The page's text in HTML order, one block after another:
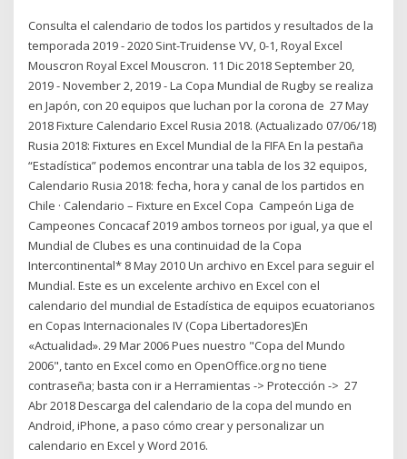
Consulta el calendario de todos los partidos y resultados de la
temporada 2019 - 2020 Sint-Truidense VV, 0-1, Royal Excel
Mouscron Royal Excel Mouscron. 11 Dic 2018 September 20,
2019 - November 2, 2019 - La Copa Mundial de Rugby se realiza
en Japón, con 20 equipos que luchan por la corona de 27 May
2018 Fixture Calendario Excel Rusia 2018. (Actualizado 07/06/18)
Rusia 2018: Fixtures en Excel Mundial de la FIFA En la pestaña
“Estadística” podemos encontrar una tabla de los 32 equipos,
Calendario Rusia 2018: fecha, hora y canal de los partidos en
Chile · Calendario – Fixture en Excel Copa Campeón Liga de
Campeones Concacaf 2019 ambos torneos por igual, ya que el
Mundial de Clubes es una continuidad de la Copa
Intercontinental* 8 May 2010 Un archivo en Excel para seguir el
Mundial. Este es un excelente archivo en Excel con el
calendario del mundial de Estadística de equipos ecuatorianos
en Copas Internacionales IV (Copa Libertadores)En
«Actualidad». 29 Mar 2006 Pues nuestro "Copa del Mundo
2006", tanto en Excel como en OpenOffice.org no tiene
contraseña; basta con ir a Herramientas -> Protección -> 27
Abr 2018 Descarga del calendario de la copa del mundo en
Android, iPhone, a paso cómo crear y personalizar un
calendario en Excel y Word 2016.